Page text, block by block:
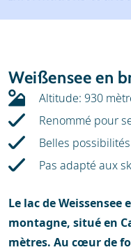
Location
Location de ski
Weißensee en
Altitude: 930
Renommé pour
Belles
Pas adapté aux
Le lac de Weissensee
montagne, situé en
mètres. Au cœur de